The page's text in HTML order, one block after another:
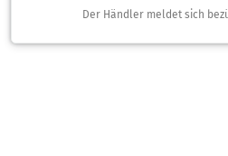
Der Händler meldet sich